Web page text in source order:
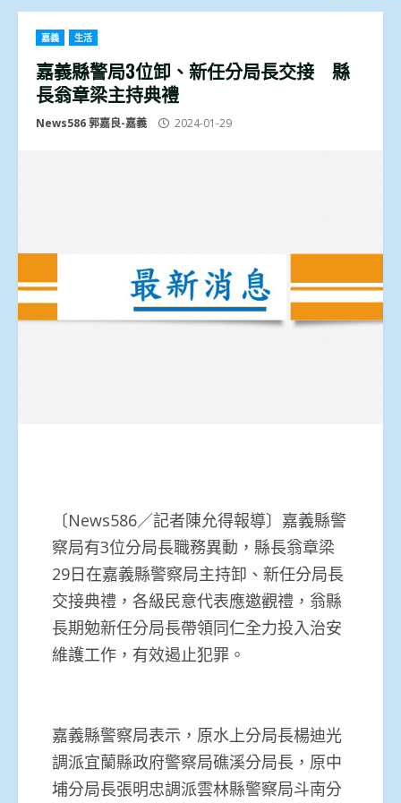
嘉義 生活
嘉義縣警局3位卸、新任分局長交接 縣
長翁章梁主持典禮
News586 郭嘉良-嘉義 2024-01-29
〔News586／記者陳允得報導〕嘉義縣警
察局有3位分局長職務異動，縣長翁章梁
29日在嘉義縣警察局主持卸、新任分局長
交接典禮，各級民意代表應邀觀禮，翁縣
長期勉新任分局長帶領同仁全力投入治安
維護工作，有效遏止犯罪。
嘉義縣警察局表示，原水上分局長楊迪光
調派宜蘭縣政府警察局礁溪分局長，原中
埔分局長張明忠調派雲林縣警察局斗南分